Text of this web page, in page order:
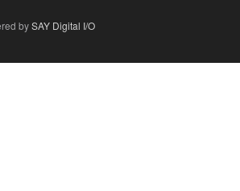
bySAY Digital I/O